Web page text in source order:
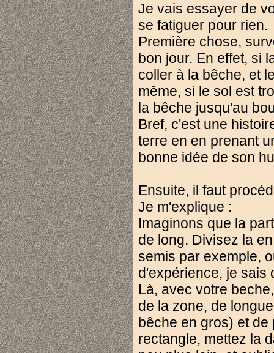
Je vais essayer de
se fatiguer pour rien.
Première chose,
bon jour. En effet, si
coller à la bêche, et
même, si le sol est
la bêche jusqu'au
Bref, c'est une
terre en en prenant
bonne idée de son
Ensuite, il faut
Je m'explique :
Imaginons que la
de long. Divisez la
semis par exemple,
d'expérience, je sais
Là, avec votre
de la zone, de
bêche en gros) et
rectangle, mettez la